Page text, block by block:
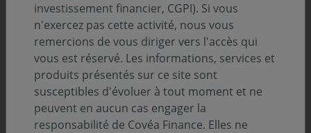
Temps de lecture :2min
Covéa Finance, société de gestion de
portefeuille du groupe Covéa, vient d’obtenir
la labellisation Greenfin de l’un de ses fonds :
Covéa Obligations.
investissement financier, CGPI). Si vous
n'exercez pas cette activité, nous vous
remercions de vous diriger vers l'accès qui
vous est réservé. Les informations, services et
produits présentés sur ce site sont
susceptibles d'évoluer à tout moment et ne
peuvent en aucun cas engager la
responsabilité de Covéa Finance. Elles ne